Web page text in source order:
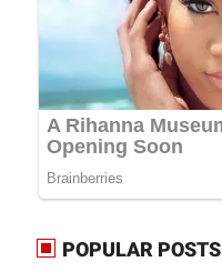
POPULAR POSTS